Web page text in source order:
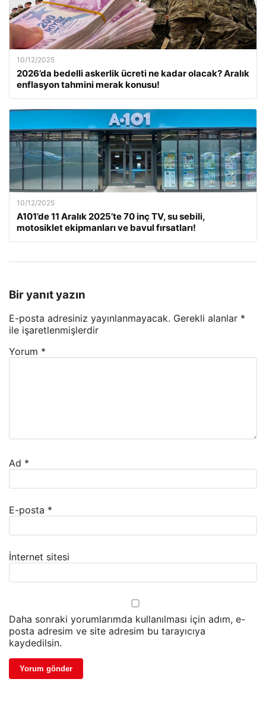
10/12/2025
2026’da bedelli askerlik ücreti ne kadar olacak? Aralık
enflasyon tahmini merak konusu!
10/12/2025
A101’de 11 Aralık 2025’te 70 inç TV, su sebili,
motosiklet ekipmanları ve bavul fırsatları!
Bir yanıt yazın
E-posta adresiniz yayınlanmayacak. Gerekli alanlar *
ile işaretlenmişlerdir
Yorum *
Ad *
E-posta *
İnternet sitesi
Daha sonraki yorumlarımda kullanılması için adım, e-
posta adresim ve site adresim bu tarayıcıya
kaydedilsin.